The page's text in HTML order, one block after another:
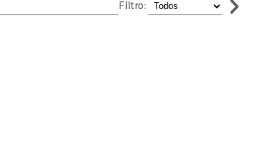
Filtro: